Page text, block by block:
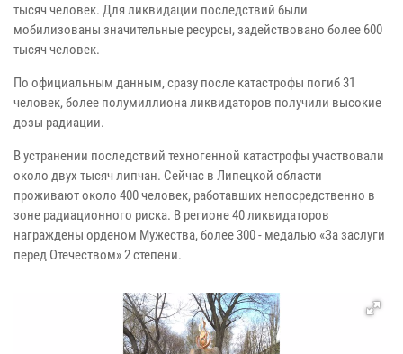
тысяч человек. Для ликвидации последствий были
мобилизованы значительные ресурсы, задействовано более 600
тысяч человек.
По официальным данным, сразу после катастрофы погиб 31
человек, более полумиллиона ликвидаторов получили высокие
дозы радиации.
В устранении последствий техногенной катастрофы участвовали
около двух тысяч липчан. Сейчас в Липецкой области
проживают около 400 человек, работавших непосредственно в
зоне радиационного риска. В регионе 40 ликвидаторов
награждены орденом Мужества, более 300 - медалью «За заслуги
перед Отечеством» 2 степени.